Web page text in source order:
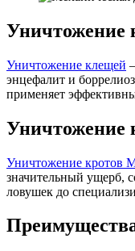
Уничтожение
Уничтожение клещей
энцефалит и
применяет
Уничтожение
Уничтожение кротов
значительный ущерб,
ловушек до